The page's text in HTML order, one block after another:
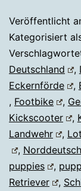
Veröffentlicht
Kategorisiert
Deutschland
,
Eckernförde
,
, Footbike ,
Kickscooter
,
Landwehr
,
,
puppies
,
Retriever
,